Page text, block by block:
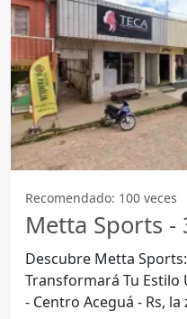
Recomendado: 100 veces
Metta Sports -
Descubre Metta
Transformará Tu Estilo Ubicada en el corazón de 37
- Centro Aceguá - Rs,